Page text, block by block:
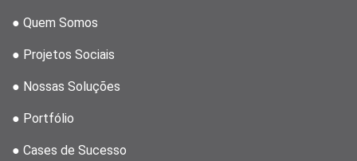
● Quem Somos
● Projetos Sociais
● Nossas Soluções
● Portfólio
● Cases de Sucesso